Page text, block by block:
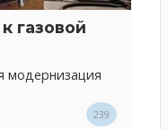
газовой
модернизация
239